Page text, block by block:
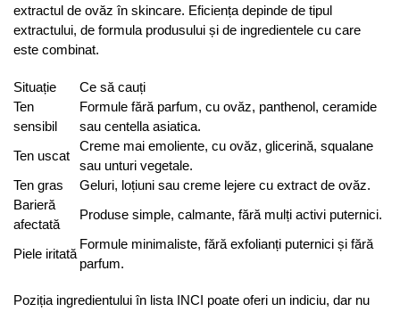
extractul de ovăz în skincare. Eficiența depinde de tipul
extractului, de formula produsului și de ingredientele cu care
este combinat.
Situație
Ce să cauți
Ten
sensibil
Formule fără parfum, cu ovăz, panthenol, ceramide
sau centella asiatica.
Ten uscat
Creme mai emoliente, cu ovăz, glicerină, squalane
sau unturi vegetale.
Ten gras
Geluri, loțiuni sau creme lejere cu extract de ovăz.
Barieră
afectată
Produse simple, calmante, fără mulți activi puternici.
Piele iritată
Formule minimaliste, fără exfolianți puternici și fără
parfum.
Poziția ingredientului în lista INCI poate oferi un indiciu, dar nu